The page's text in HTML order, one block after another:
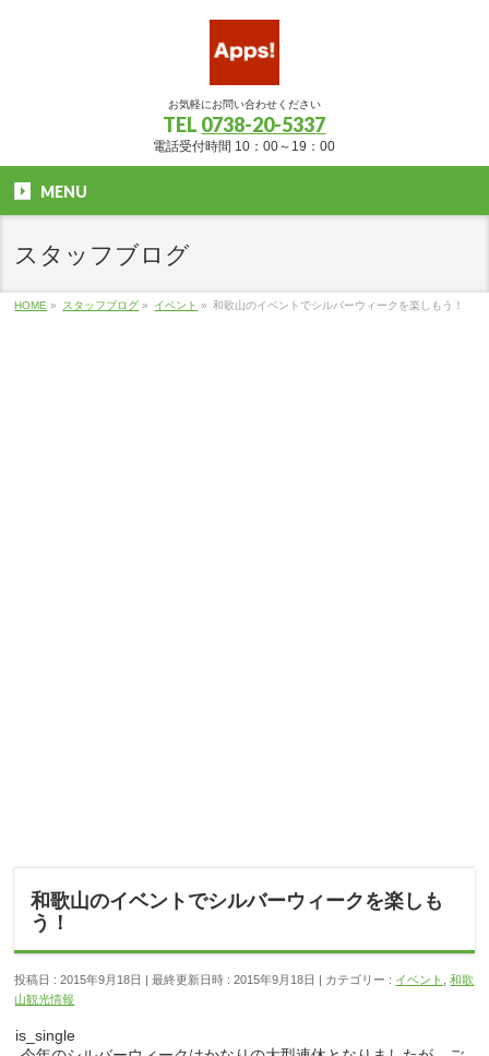
お気軽にお問い合わせください
TEL 0738-20-5337
電話受付時間 10：00～19：00
MENU
スタッフブログ
HOME » スタッフブログ » イベント » 和歌山のイベントでシルバーウィークを楽しもう！
和歌山のイベントでシルバーウィークを楽しも
う！
投稿日 : 2015年9月18日 最終更新日時 : 2015年9月18日 カテゴリー : イベント ,和歌
山観光情報
is_single